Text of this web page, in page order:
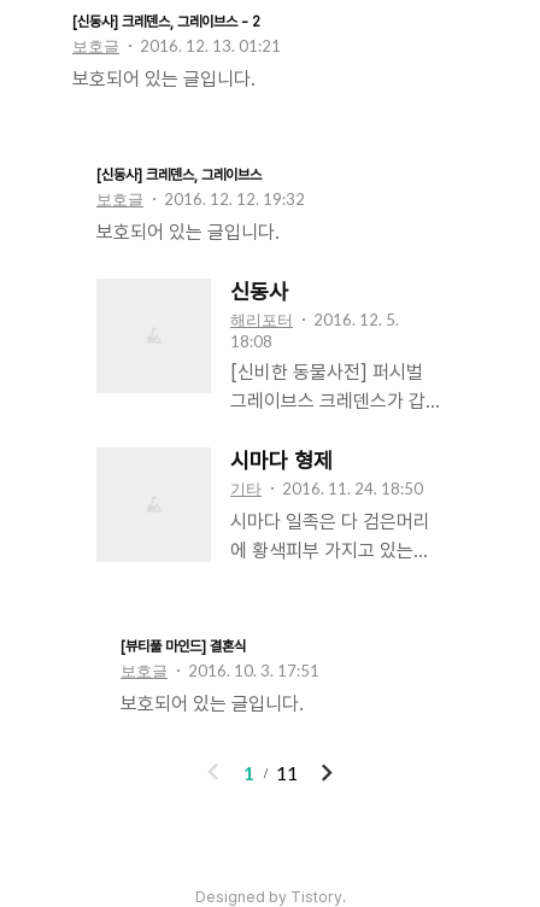
러냐며 잔소리하려는 거 아니라고 아이
구슬리듯 말했다. "현준이 너 내일 아부지
생신이시라구 그러지 않았어? 근데 이렇
노친네 생일이 나랑 무슨 상관이라고." 어
지껄인다며 현준은 술잔을 들었다. 짜증
구형과 놀랍도록 닮았으나 남다른 성질머
리나 표정으로 하여금 구형과는 완전 다
른 인물임을 새삼 깨달을 수 있게 하였다.
구형과 현준은 서로의 얼굴이..
[신동사] 크레덴스, 그레이브스 - 2
보호글 2016. 12. 13. 01:21
보호되어 있는 글입니다.
[신동사] 크레덴스, 그레이브스
보호글 2016. 12. 12. 19:32
보호되어 있는 글입니다.
신동사
해리포터
2016. 12. 5.
18:08
[신비한 동물사전] 퍼시벌
그레이브스 크레덴스가 갑자
더듬지 않을 땐, 그가 곧 폭
주하리란 신호였다. 그레이
브스는 마른침을 삼켰다. 그
레이브스의 얼굴을 보고 또
코트와 지팡이를 보기만 하
면 늘 불안해했다. 심하면 이
렇게 폭주하기까지 했다. 그
는데. 그레이브스는 황급히
삼킨 숨을 고르고서, 그레이
시마다 형제
기타 2016. 11. 24. 18:50
시마다 일족은 다 검은머리
에 황색피부 가지고 있는데
리 하얀 피부여서 겐지는 자
라면서 은근한 눈초리와 편
애 등을 겪었는데, 그 중 특
가지고 자라게 된다. 한조는
생각했다. 시마다일족의 규
[뷰티풀 마인드] 결혼식
보호글 2016. 10. 3. 17:51
보호되어 있는 글입니다.
이
1 11
다
Designed by Tistory.